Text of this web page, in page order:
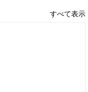
すべて表示